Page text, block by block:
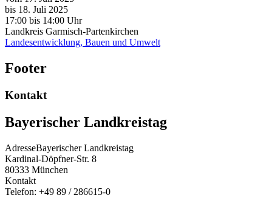
bis 18. Juli 2025
17:00 bis 14:00 Uhr
Landkreis Garmisch-Partenkirchen
Landesentwicklung, Bauen und Umwelt
Footer
Kontakt
Bayerischer Landkreistag
AdresseBayerischer Landkreistag
Kardinal-Döpfner-Str. 8
80333 München
Kontakt
Telefon: +49 89 / 286615-0